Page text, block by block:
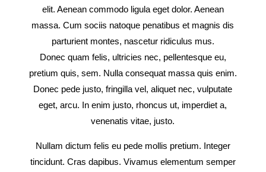
elit. Aenean commodo ligula eget dolor. Aenean
massa. Cum sociis natoque penatibus et magnis dis
parturient montes, nascetur ridiculus mus.
Donec quam felis, ultricies nec, pellentesque eu,
pretium quis, sem. Nulla consequat massa quis enim.
Donec pede justo, fringilla vel, aliquet nec, vulputate
eget, arcu. In enim justo, rhoncus ut, imperdiet a,
venenatis vitae, justo.
Nullam dictum felis eu pede mollis pretium. Integer
tincidunt. Cras dapibus. Vivamus elementum semper